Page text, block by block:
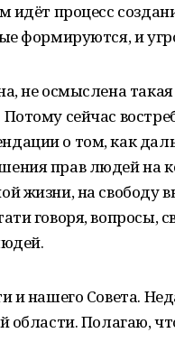
идёт процесс
формируются, и
не осмыслена
сейчас
о том, как
прав людей на
жизни, на
говоря, вопросы,
и нашего Совета.
области. Полагаю,